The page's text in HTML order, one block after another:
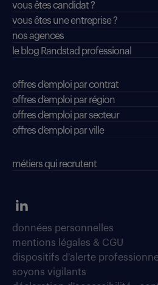
vous êtes candidat ?
vous êtes une entreprise ?
nos agences
le blog Randstad professional
offres d'emploi par contrat
offres d'emploi par région
offres d'emploi par secteur
offres d’emploi par ville
métiers qui recrutent
données personnelles
mentions légales & CGU
dispositifs d'alerte
soyons vigilants